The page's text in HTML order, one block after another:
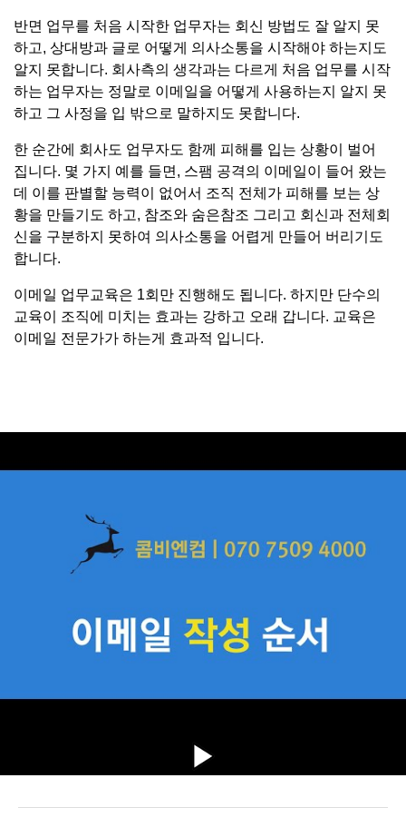
반면 업무를 처음 시작한 업무자는 회신 방법도 잘 알지 못
하고, 상대방과 글로 어떻게 의사소통을 시작해야 하는지도
알지 못합니다. 회사측의 생각과는 다르게 처음 업무를 시작
하는 업무자는 정말로 이메일을 어떻게 사용하는지 알지 못
하고 그 사정을 입 밖으로 말하지도 못합니다.
한 순간에 회사도 업무자도 함께 피해를 입는 상황이 벌어
집니다. 몇 가지 예를 들면, 스팸 공격의 이메일이 들어 왔는
데 이를 판별할 능력이 없어서 조직 전체가 피해를 보는 상
황을 만들기도 하고, 참조와 숨은참조 그리고 회신과 전체회
신을 구분하지 못하여 의사소통을 어렵게 만들어 버리기도
합니다.
이메일 업무교육은 1회만 진행해도 됩니다. 하지만 단수의
교육이 조직에 미치는 효과는 강하고 오래 갑니다. 교육은
이메일 전문가가 하는게 효과적 입니다.